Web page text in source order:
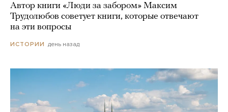
Автор книги «Люди за забором» Максим
Трудолюбов советует книги, которые отвечают
на эти вопросы
ИСТОРИИ день назад